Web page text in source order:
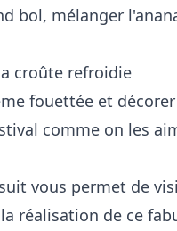
bol, mélanger
croûte refroidie
fouettée et
comme on les
vous permet de
réalisation de ce